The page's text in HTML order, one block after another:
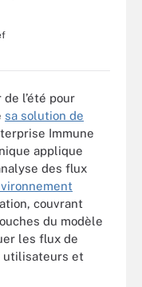
l’été pour
sa solution de
Immune
applique
des flux
couvrant
du modèle
les flux de
utilisateurs et